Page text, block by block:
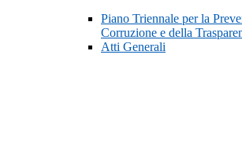
Piano Triennale per la
Corruzione e della
Atti Generali